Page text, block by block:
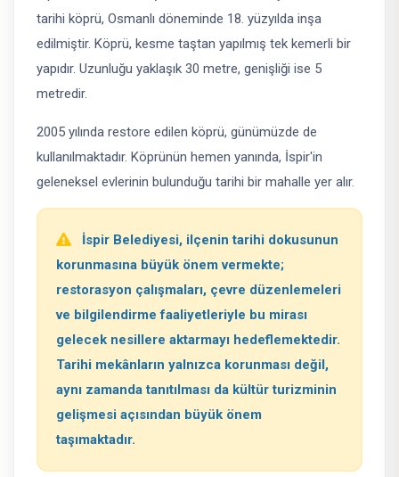
tarihi köprü, Osmanlı döneminde 18. yüzyılda inşa
edilmiştir. Köprü, kesme taştan yapılmış tek kemerli bir
yapıdır. Uzunluğu yaklaşık 30 metre, genişliği ise 5
metredir.
2005 yılında restore edilen köprü, günümüzde de
kullanılmaktadır. Köprünün hemen yanında, İspir'in
geleneksel evlerinin bulunduğu tarihi bir mahalle yer alır.
İspir Belediyesi, ilçenin tarihi dokusunun
korunmasına büyük önem vermekte;
restorasyon çalışmaları, çevre düzenlemeleri
ve bilgilendirme faaliyetleriyle bu mirası
gelecek nesillere aktarmayı hedeflemektedir.
Tarihi mekânların yalnızca korunması değil,
aynı zamanda tanıtılması da kültür turizminin
gelişmesi açısından büyük önem
taşımaktadır.